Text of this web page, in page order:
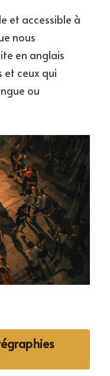
et accessible à
nous
et ceux qui
ou